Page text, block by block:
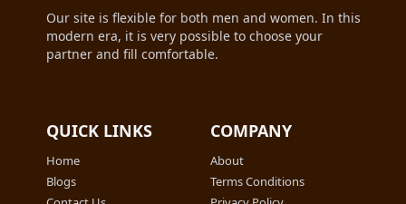
Our site is flexible for both men and women. In this
modern era, it is very possible to choose your
partner and fill comfortable.
QUICK LINKS
Home
Blogs
COMPANY
About
Terms Conditions